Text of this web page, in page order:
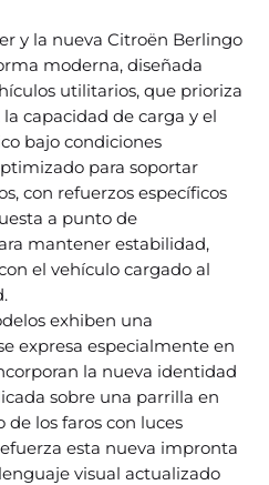
y la nueva Citroën Berlingo
moderna, diseñada
utilitarios, que prioriza
capacidad de carga y el
bajo condiciones
para soportar
con refuerzos específicos
a punto de
mantener estabilidad,
el vehículo cargado al
exhiben una
expresa especialmente en
la nueva identidad
sobre una parrilla en
de los faros con luces
esta nueva impronta
visual actualizado